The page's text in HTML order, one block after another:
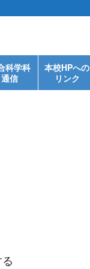
科学科
通信
本校HPへの
リンク